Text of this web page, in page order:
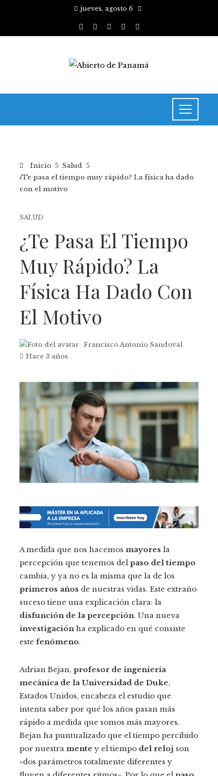
jueves, agosto 6
Inicio
Salud
¿Te pasa el tiempo muy rápido? La física ha dado
con el motivo
SALUD
¿Te Pasa El Tiempo
Muy Rápido? La
Física Ha Dado Con
El Motivo
Francisco Antonio Sandoval
Hace 3 años
A medida que nos hacemos mayores la
percepción que tenemos del paso del tiempo
cambia, y ya no es la misma que la de los
primeros años de nuestras vidas. Este extraño
suceso tiene una explicación clara: la
disfunción de la percepción. Una nueva
investigaciónha explicado en qué consiste
este fenómeno.
Adrian Bejan, profesor de ingeniería
mecánica de la Universidad de Duke,
Estados Unidos, encabeza el estudio que
intenta saber por qué los años pasan más
rápido a medida que somos más mayores.
Bejan ha puntualizado que el tiempo percibido
por nuestra mente y el tiempo del reloj son
«dos parámetros totalmente diferentes y